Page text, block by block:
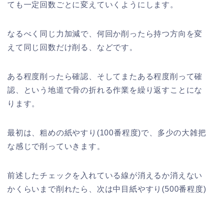
ても一定回数ごとに変えていくようにします。
なるべく同じ力加減で、何回か削ったら持つ方向を変
えて同じ回数だけ削る、などです。
ある程度削ったら確認、そしてまたある程度削って確
認、という地道で骨の折れる作業を繰り返すことにな
ります。
最初は、粗めの紙やすり(100番程度)で、多少の大雑把
な感じで削っていきます。
前述したチェックを入れている線が消えるか消えない
かくらいまで削れたら、次は中目紙やすり(500番程度)